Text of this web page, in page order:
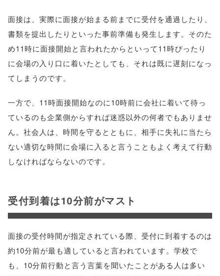
面接は、実際に面接が始まる前までに受付を通過したり、
書類を提出したりといった事前準備も発生します。そのた
め11時に面接開始と言われたからといって11時ぴったり
に会場の入り口に着いたとしても、それは既に遅刻になっ
てしまうのです。
一方で、11時面接開始なのに10時前に会社に着いて待っ
ているのも企業側からすれば迷惑以外の何者でもありませ
ん。社会人は、時間を守るとともに、相手に失礼に当たら
ない適切な時間に会場に入ると言うこともよく考えて行動
しなければならないのです。
受付到着は10分前がマスト
面接の受付時間が指定されている際、受付に到着するのは
約10分前が最も適していると言われています。学校で
も、10分前行動と言う言葉を聞いたことがある人は多い